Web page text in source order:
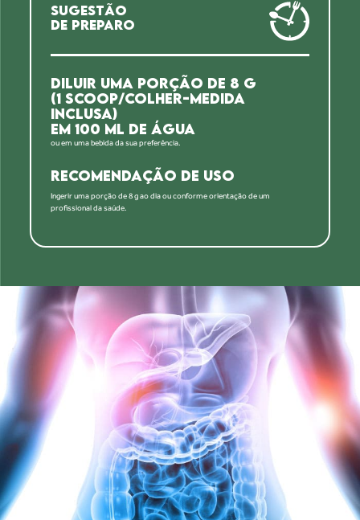
SUGESTÃO
DE PREPARO
DILUIR UMA PORÇÃO DE 8 G
(1 SCOOP/COLHER-MEDIDA
INCLUSA)
EM 100 ML DE ÁGUA
ou em uma bebida da sua preferência.
RECOMENDAÇÃO DE USO
Ingerir uma porção de 8 g ao dia ou conforme orientação de um
profissional da saúde.